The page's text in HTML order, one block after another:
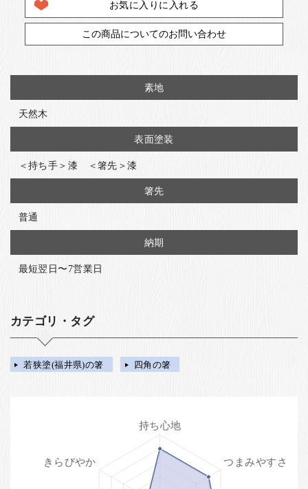
お気に入りに入れる
この商品についてのお問い合わせ
素地
天然木
表面塗装
＜持ち手＞漆 ＜箸先＞漆
箸先
普通
納期
最短翌日〜7営業日
カテゴリ・タグ
若狭塗(福井県)の箸 四角の箸